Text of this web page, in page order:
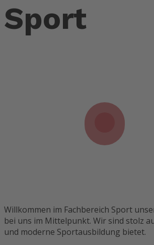
Sport
Willkommen im Fachbereich Sport
bei uns im Mittelpunkt. Wir sind stolz
und moderne Sportausbildung bietet.